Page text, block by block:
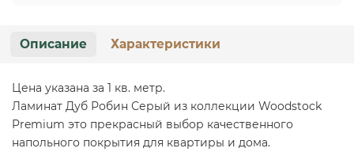
Описание Характеристики
Цена указана за 1 кв. метр.
Ламинат Дуб Робин Серый из коллекции Woodstock
Premium это прекрасный выбор качественного
напольного покрытия для квартиры и дома.